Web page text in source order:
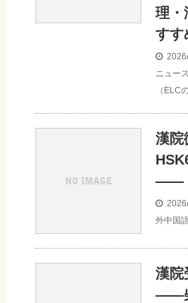
理・
すす
ニュー
（ELC
漢院
——
外中国
漢院
——